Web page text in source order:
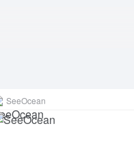
SeeOcean